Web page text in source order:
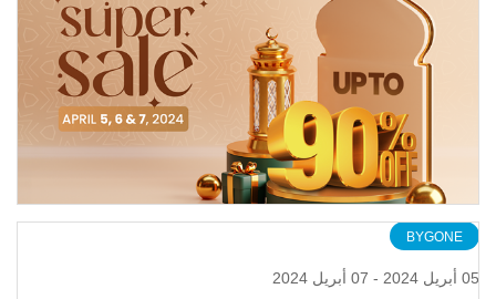
BYGONE
05 أبريل 2024 - 07 أبريل 2024